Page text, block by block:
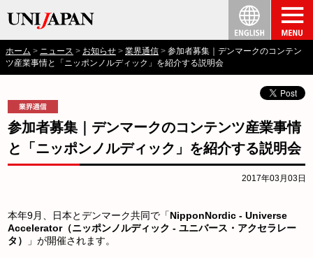
ホーム ニュース お知らせ 業界通信
参加者募集｜デンマークのコンテン
ツ産業事情と「ニッポンノルディック」を紹介する説明会
参加者募集｜デンマークのコンテンツ産業事情
と「ニッポンノルディック」を紹介する説明会
2017年03月03日
本年9月、日本とデンマーク共同で「NipponNordic - Universe
Accelerator（ニッポンノルディック - ユニバース・アクセラレー
タ）
」が開催されます。